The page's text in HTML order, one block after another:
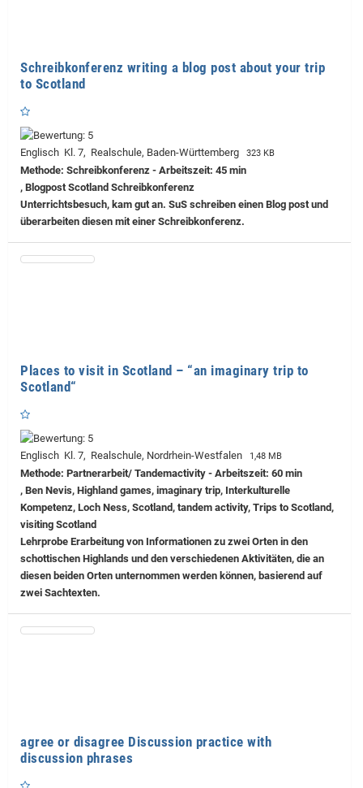
Schreibkonferenz writing a blog post about your trip
to Scotland
Englisch Kl. 7, Realschule, Baden-Württemberg 323 KB
Methode: Schreibkonferenz - Arbeitszeit: 45 min
, Blogpost Scotland Schreibkonferenz
Unterrichtsbesuch, kam gut an. SuS schreiben einen Blog post und
überarbeiten diesen mit einer Schreibkonferenz.
Places to visit in Scotland – “an imaginary trip to
Scotland“
Englisch Kl. 7, Realschule, Nordrhein-Westfalen 1,48 MB
Methode: Partnerarbeit/ Tandemactivity - Arbeitszeit: 60 min
, Ben Nevis, Highland games, imaginary trip, Interkulturelle
Kompetenz, Loch Ness, Scotland, tandem activity, Trips to Scotland,
visiting Scotland
Lehrprobe Erarbeitung von Informationen zu zwei Orten in den
schottischen Highlands und den verschiedenen Aktivitäten, die an
diesen beiden Orten unternommen werden können, basierend auf
zwei Sachtexten.
agree or disagree Discussion practice with
discussion phrases